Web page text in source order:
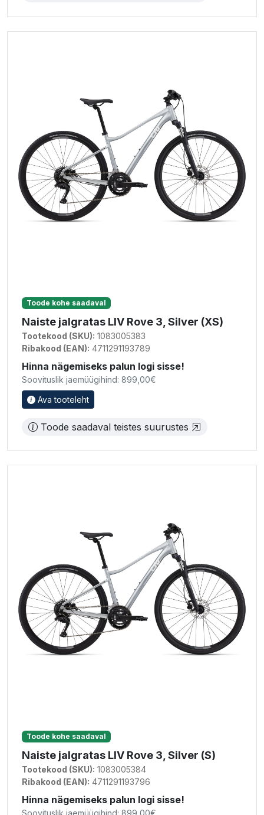
Toode kohe saadaval
Naiste jalgratas LIV Rove 3, Silver (XS)
Tootekood (SKU): 1083005383
Ribakood (EAN): 4711291193789
Hinna nägemiseks palun logi sisse!
Soovituslik jaemüügihind: 899,00€
Ava tooteleht
Toode saadaval teistes suurustes
Toode kohe saadaval
Naiste jalgratas LIV Rove 3, Silver (S)
Tootekood (SKU): 1083005384
Ribakood (EAN): 4711291193796
Hinna nägemiseks palun logi sisse!